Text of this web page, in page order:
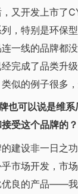
又开发上市了
，特别是环保
一线的品牌都
完成了品类升
似的例子很多
可以说是维系
受这个品牌的？
设非一日之功
市场开发，市
优良的产品——我